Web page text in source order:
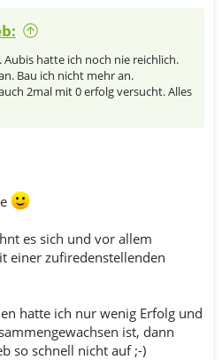
hatte ich noch nie reichlich.
Bau ich nicht mehr an.
2mal mit 0 erfolg versucht. Alles
es sich und vor allem
einer zufiredenstellenden
hatte ich nur wenig Erfolg und
ist, dann
so schnell nicht auf ;-)